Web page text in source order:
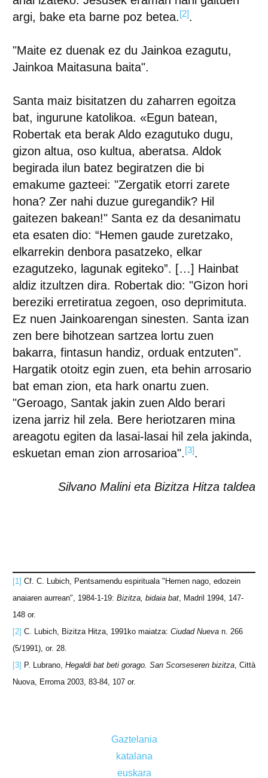
argi, bake eta barne poz betea.[2].
"Maite ez duenak ez du Jainkoa ezagutu,
Jainkoa Maitasuna baita".
Santa maiz bisitatzen du zaharren egoitza
bat, ingurune katolikoa. «Egun batean,
Robertak eta berak Aldo ezagutuko dugu,
gizon altua, oso kultua, aberatsa. Aldok
begirada ilun batez begiratzen die bi
emakume gazteei: "Zergatik etorri zarete
hona? Zer nahi duzue guregandik? Hil
gaitezen bakean!" Santa ez da desanimatu
eta esaten dio: “Hemen gaude zuretzako,
elkarrekin denbora pasatzeko, elkar
ezagutzeko, lagunak egiteko”. […] Hainbat
aldiz itzultzen dira. Robertak dio: "Gizon hori
bereziki erretiratua zegoen, oso deprimituta.
Ez nuen Jainkoarengan sinesten. Santa izan
zen bere bihotzean sartzea lortu zuen
bakarra, fintasun handiz, orduak entzuten".
Hargatik otoitz egin zuen, eta behin arrosario
bat eman zion, eta hark onartu zuen.
"Geroago, Santak jakin zuen Aldo berari
izena jarriz hil zela. Bere heriotzaren mina
areagotu egiten da lasai-lasai hil zela jakinda,
eskuetan eman zion arrosarioa".[3].
Silvano Malini eta Bizitza Hitza taldea
[1] Cf. C. Lubich, Pentsamendu espirituala "Hemen nago, edozein
anaiaren aurrean", 1984-1-19: Bizitza, bidaia bat, Madril 1994, 147-
148 or.
[2] C. Lubich, Bizitza Hitza, 1991ko maiatza: Ciudad Nuevan. 266
(5/1991), or. 28.
[3] P. Lubrano, Hegaldi bat beti gorago. San Scorseseren bizitza, Città
Nuova, Erroma 2003, 83-84, 107 or.
Gaztelania
katalana
euskara